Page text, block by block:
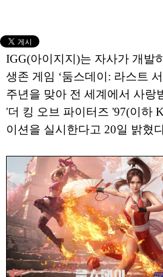
IGG(아이지지)는 자사가 개발
생존 게임 ‘둠스데이: 라스트
주년을 맞아 전 세계에서 사랑
'더 킹 오브 파이터즈 '97(이하
이션을 실시한다고 20일 밝혔